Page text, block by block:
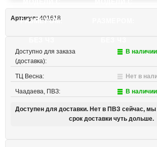
РАЗМЕРОМ:
Артикул: 401618
Доступно для заказа
(доставка):
В наличии
ТЦ Весна: Нет в
Чаадаева, ПВЗ: В наличии
Доступен для доставки. Нет в ПВЗ сейчас, мы
срок доставки чуть дольше.